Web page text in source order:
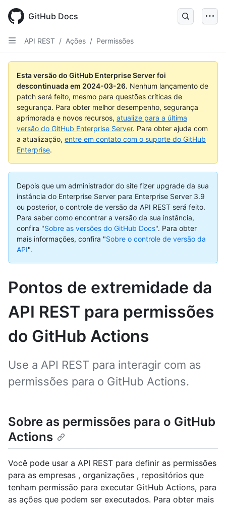
main
content
GitHub Docs
API REST / Ações / Permissões
Esta versão do GitHub Enterprise Server foi
descontinuada em 2024-03-26. Nenhum lançamento de
patch será feito, mesmo para questões críticas de
segurança. Para obter melhor desempenho, segurança
aprimorada e novos recursos, atualize para a última
versão do GitHub Enterprise Server. Para obter ajuda com
a atualização, entre em contato com o suporte do GitHub
Enterprise.
Depois que um administrador do site fizer upgrade da sua
instância do Enterprise Server para Enterprise Server 3.9
ou posterior, o controle de versão da API REST será feito.
Para saber como encontrar a versão da sua instância,
confira "Sobre as versões do GitHub Docs". Para obter
mais informações, confira "Sobre o controle de versão da
API".
Pontos de extremidade da
API REST para permissões
do GitHub Actions
Use a API REST para interagir com as
permissões para o GitHub Actions.
Sobre as permissões para o GitHub
Actions
Você pode usar a API REST para definir as permissões
para as empresas , organizações , repositórios que
tenham permissão para executar GitHub Actions, para
as ações que podem ser executados. Para obter mais